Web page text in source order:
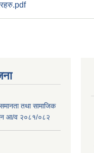
तथा सामाजिक
आ/व २०८१/०८२